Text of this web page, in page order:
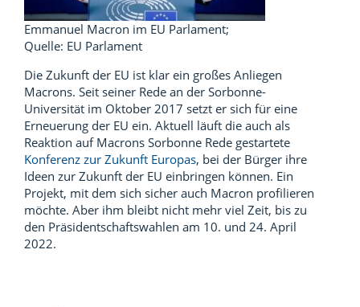
Emmanuel Macron im EU Parlament;
Quelle: EU Parlament
Die Zukunft der EU ist klar ein großes Anliegen
Macrons. Seit seiner Rede an der Sorbonne-
Universität im Oktober 2017 setzt er sich für eine
Erneuerung der EU ein. Aktuell läuft die auch als
Reaktion auf Macrons Sorbonne Rede gestartete
Konferenz zur Zukunft Europas, bei der Bürger ihre
Ideen zur Zukunft der EU einbringen können. Ein
Projekt, mit dem sich sicher auch Macron profilieren
möchte. Aber ihm bleibt nicht mehr viel Zeit, bis zu
den Präsidentschaftswahlen am 10. und 24. April
2022.